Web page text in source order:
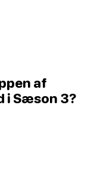
af
i Sæson 3?